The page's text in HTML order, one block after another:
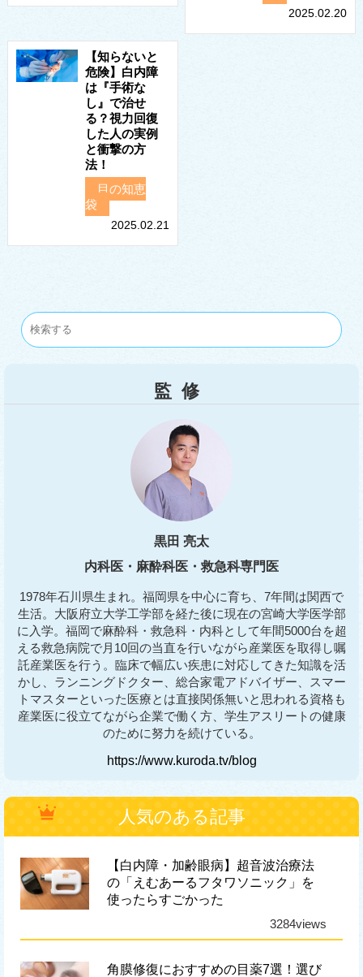
2025.02.20
【知らないと
危険】白内障
は『手術な
し』で治せ
る？視力回復
した人の実例
と衝撃の方
法！
目の知恵
袋
2025.02.21
監修
黒田 亮太
内科医・麻酔科医・救急科専門医
1978年石川県生まれ。福岡県を中心に育ち、7年間は関西で
生活。大阪府立大学工学部を経た後に現在の宮崎大学医学部
に入学。福岡で麻酔科・救急科・内科として年間5000台を超
える救急病院で月10回の当直を行いながら産業医を取得し嘱
託産業医を行う。臨床で幅広い疾患に対応してきた知識を活
かし、ランニングドクター、総合家電アドバイザー、スマー
トマスターといった医療とは直接関係無いと思われる資格も
産業医に役立てながら企業で働く方、学生アスリートの健康
のために努力を続けている。
https://www.kuroda.tv/blog
人気のある記事
【白内障・加齢眼病】超音波治療法
の「えむあーるフタワソニック」を
使ったらすごかった
3284views
角膜修復におすすめの目薬7選！選び